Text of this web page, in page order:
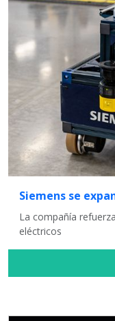
Siemens se
La compañía
eléctricos